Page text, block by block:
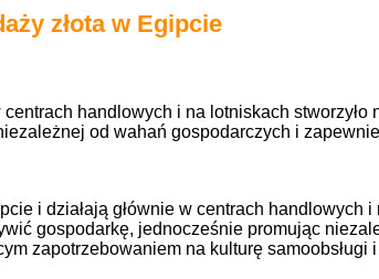
złota w Egipcie
handlowych i na lotniskach stworzyło
od wahań gospodarczych i
i działają głównie w centrach handlowych i
gospodarkę, jednocześnie promując
zapotrzebowaniem na kulturę samoobsługi